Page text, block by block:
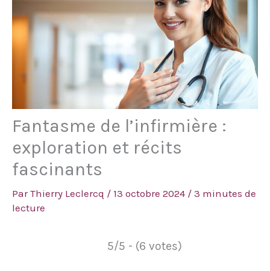
Fantasme de l’infirmière :
exploration et récits
fascinants
ParThierry Leclercq / 13 octobre 2024 / 3 minutes de
lecture
5/5 - (6 votes)